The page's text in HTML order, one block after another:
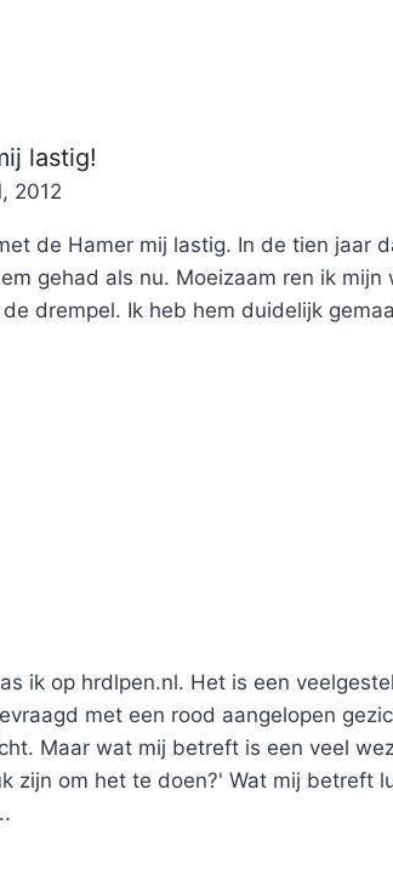
lastig!
2012
de Hamer mij lastig. In de tien jaar
gehad als nu. Moeizaam ren ik mijn
drempel. Ik heb hem duidelijk
ik op hrdlpen.nl. Het is een
met een rood aangelopen
Maar wat mij betreft is een veel
zijn om het te doen?' Wat mij betreft